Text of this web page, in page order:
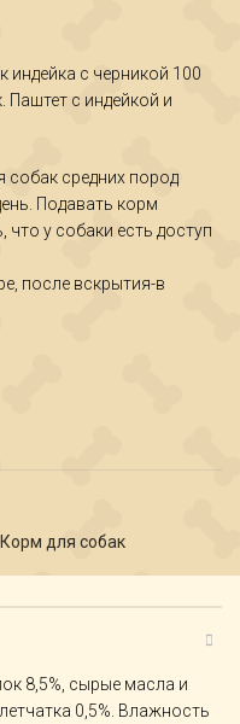
индейка с черникой 100
с индейкой и
собак средних пород
Подавать корм
что у собаки есть доступ
после вскрытия-в
Корм для собак
8,5%, сырые масла и
0,5%. Влажность